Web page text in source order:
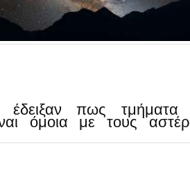
έδειξαν πως
όμοια με τους